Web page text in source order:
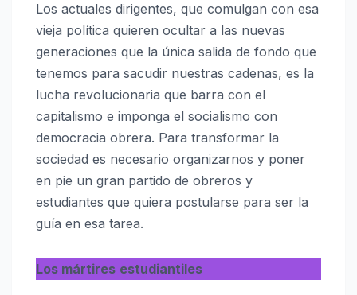
Los actuales dirigentes, que comulgan con esa
vieja política quieren ocultar a las nuevas
generaciones que la única salida de fondo que
tenemos para sacudir nuestras cadenas, es la
lucha revolucionaria que barra con el
capitalismo e imponga el socialismo con
democracia obrera. Para transformar la
sociedad es necesario organizarnos y poner
en pie un gran partido de obreros y
estudiantes que quiera postularse para ser la
guía en esa tarea.
Los mártires estudiantiles